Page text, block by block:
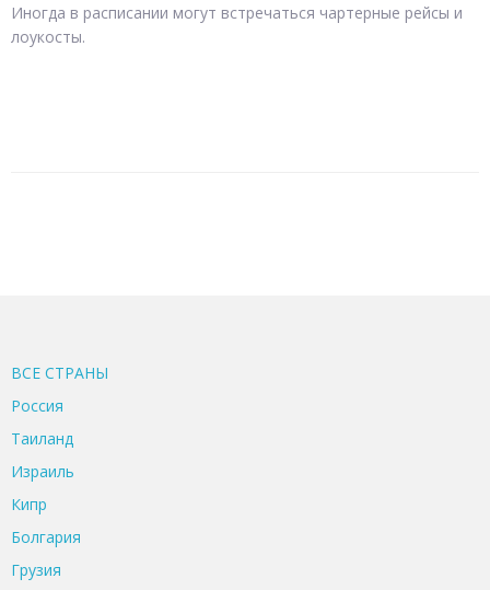
Иногда в расписании могут встречаться чартерные рейсы и
лоукосты.
ВСЕ CТРАНЫ
Россия
Таиланд
Израиль
Кипр
Болгария
Грузия